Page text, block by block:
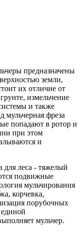
предназначены
земли,
их отличие от
измельчение
и также
мульчерная фреза
попадают в ротор и
при этом
и
для леса - тяжелый
подвижные
мульчирования
корчевка,
порубочных
единой
мульчер.